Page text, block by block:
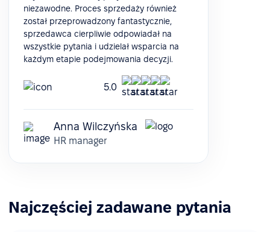
niezawodne. Proces sprzedaży również
został przeprowadzony fantastycznie,
sprzedawca cierpliwie odpowiadał na
wszystkie pytania i udzielał wsparcia na
każdym etapie podejmowania decyzji.
5.0
Anna Wilczyńska
HR manager
Najczęściej zadawane pytania